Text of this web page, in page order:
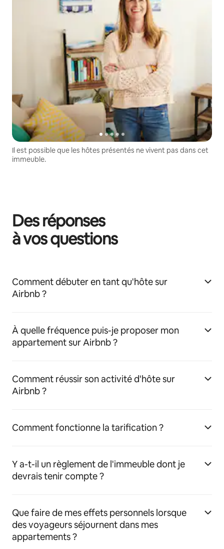
Il est possible que les hôtes présentés ne vivent pas dans cet
immeuble.
Des réponses
à vos questions
Comment débuter en tant qu'hôte sur
Airbnb ?
À quelle fréquence puis-je proposer mon
appartement sur Airbnb ?
Comment réussir son activité d'hôte sur
Airbnb ?
Comment fonctionne la tarification ?
Y a-t-il un règlement de l'immeuble dont je
devrais tenir compte ?
Que faire de mes effets personnels lorsque
des voyageurs séjournent dans mes
appartements ?